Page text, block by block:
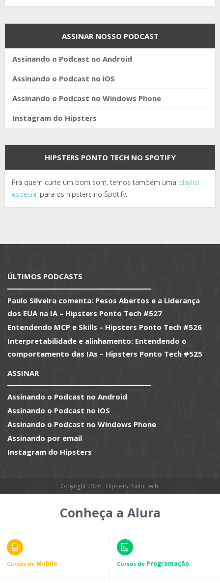
ASSINAR NOSSO PODCAST
Assinando o Podcast no Android
Assinando o Podcast no iOS
Assinando o Podcast no Windows Phone
Instagram do Hipsters
HIPSTERS PONTO TECH NO SPOTIFY
Pra quem curte um bom som, temos também uma playlist
especial para os hipsters no Spotify.
ÚLTIMOS PODCASTS
Paulo Silveira comenta: Pesos Abertos e a Liderança
dos EUA na IA – Hipsters Ponto Tech #527
Entendendo MCP e Skills – Hipsters Ponto Tech #526
Interpretabilidade e alinhamento: Entendendo o
comportamento das IAs – Hipsters Ponto Tech #525
ASSINAR
Assinando o Podcast no Android
Assinando o Podcast no iOS
Assinando o Podcast no Windows Phone
Assinando por email
Instagram do Hipsters
Copyright 2026 · Hipsters Ponto Tech.
Conheça a Alura
Cursos de Mobile Cursos de Programação